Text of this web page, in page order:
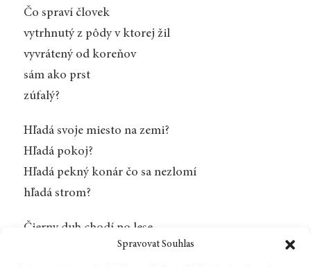
Spravovat Souhlas
Čo spraví človek
vytrhnutý z pôdy v ktorej žil
vyvrátený od koreňov
sám ako prst
zúfalý?
Hľadá svoje miesto na zemi?
Hľadá pokoj?
Hľadá pekný konár čo sa nezlomí
hľadá strom?
Čierny dub chodí po lese